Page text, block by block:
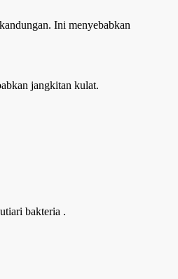
Ini menyebabkan
jangkitan kulat.
bakteria .